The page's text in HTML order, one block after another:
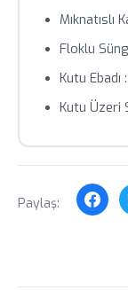
Mıknatıslı
Floklu
Kutu
Kutu Üzeri
Paylaş: